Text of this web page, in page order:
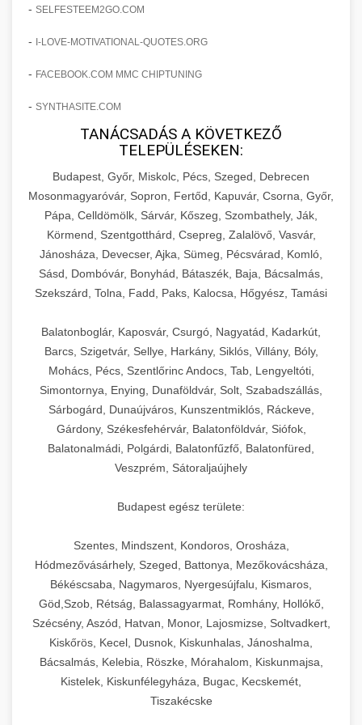
amelyek valós eredményeket hoznak.
szonyegtisztito.net
marketing stratégiai tervrajz
útjáról, bemutatva az utat a küzdő praxistól a
virágzó vállalkozásig 150%-os növekedéssel.
klinika átalakulási történet
Érdeklődés 150%-os Fokozása
Technikák és módszerek a páciensek
érdeklődésének és elkötelezettségének drámai
növeléséhez. Egy 150%-os fellendülési
esettanulmány gyakorlati betekintésekkel.
weboldal-keszites.co
elkötelezettség erősítési módszerek
🎮 19. AI Google Ads és Meta
Kampány Kezelés
Fejlett AI-alapú Google Ads és Meta hirdetési
kampánykezelés. Optimalizálja hirdetési
költségvetését gépi tanulással és
automatizálással.
aikampany.hu AI hirdetési automatizálás
🍞 20. Ipari Dagasztógép +
Professzionális ipari dagasztógépek és
tésztakeverő gépek pékségek és kereskedelmi
konyhák számára. Masszív konstrukció
megbízható teljesítményhez.
chef-iparikonyhagepek.hu
kereskedelmi tésztakeverő
🔪 21. Ipari Szeletelőgép +
Ipari hús- és sajtszeletelő gépek professzionális
élelmiszer-előkészítéshez. Precíziós vágás
állítható vastagság beállítással.
chef-iparikonyhagepek.hu
professzionális élelmiszer szeletelő
📦 22. Vákuumozó Gép +
Kereskedelmi vákuumcsomagoló berendezések
élelmiszerek tartósításához. Hosszabbítsa a
szavatossági időt és tartsa meg a termék
frissességét.
🎁 23. Vákuumfóliázó Gép +
Ipari vákuumfóliázó gépek professzionális
Hatékony lezárási és tartósítási megoldások.
chef-iparikonyhagepek.hu
kereskedelmi csomagoló gép
professzionális konyhák számára. Nagy
kapacitású sütő- és főzőberendezés precíz
hőmérséklet-szabályozással.
chef-iparikonyhagepek.hu
kereskedelmi sütősütő
❄️ 25. Ipari Hűtőszekrény +
Professzionális hűtőegységek és hűtőkamrák
kereskedelmi konyhák számára.
Energiahatékony hűtési megoldások nagy
kapacitással.
chef-iparikonyhagepek.hu
💧 26. Ipari Mosogatógép +
Kereskedelmi mosogatóberendezések nagy
forgalmú éttermi műveletekhez. Gyors tisztítási
ciklusok fertőtlenítési képességekkel.
🧀 27. Ipari Sajtreszelő Gép +
- SELFESTEEM2GO.COM
- I-LOVE-MOTIVATIONAL-QUOTES.ORG
- FACEBOOK.COM MMC CHIPTUNING
- SYNTHASITE.COM
TANÁCSADÁS A KÖVETKEZŐ
TELEPÜLÉSEKEN:
Budapest, Győr, Miskolc, Pécs, Szeged, Debrecen
Mosonmagyaróvár, Sopron, Fertőd, Kapuvár, Csorna, Győr,
Pápa, Celldömölk, Sárvár, Kőszeg, Szombathely, Ják,
Körmend, Szentgotthárd, Csepreg, Zalalövő, Vasvár,
Jánosháza, Devecser, Ajka, Sümeg, Pécsvárad, Komló,
Sásd, Dombóvár, Bonyhád, Bátaszék, Baja, Bácsalmás,
Szekszárd, Tolna, Fadd, Paks, Kalocsa, Hőgyész, Tamási
Balatonboglár, Kaposvár, Csurgó, Nagyatád, Kadarkút,
Barcs, Szigetvár, Sellye, Harkány, Siklós, Villány, Bóly,
Mohács, Pécs, Szentlőrinc Andocs, Tab, Lengyeltóti,
Simontornya, Enying, Dunaföldvár, Solt, Szabadszállás,
Sárbogárd, Dunaújváros, Kunszentmiklós, Ráckeve,
Gárdony, Székesfehérvár, Balatonföldvár, Siófok,
Balatonalmádi, Polgárdi, Balatonfűzfő, Balatonfüred,
Veszprém, Sátoraljaújhely
Budapest egész területe:
Szentes, Mindszent, Kondoros, Orosháza,
Hódmezővásárhely, Szeged, Battonya, Mezőkovácsháza,
Békéscsaba, Nagymaros, Nyergesújfalu, Kismaros,
Göd,Szob, Rétság, Balassagyarmat, Romhány, Hollókő,
Szécsény, Aszód, Hatvan, Monor, Lajosmizse, Soltvadkert,
Kiskőrös, Kecel, Dusnok, Kiskunhalas, Jánoshalma,
Bácsalmás, Kelebia, Röszke, Mórahalom, Kiskunmajsa,
Kistelek, Kiskunfélegyháza, Bugac, Kecskemét,
Tiszakécske